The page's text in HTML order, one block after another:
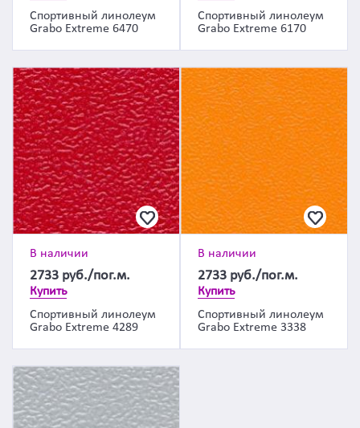
Спортивный линолеум
Grabo Extreme 6470
Спортивный линолеум
Grabo Extreme 6170
В наличии
2733 руб./пог.м.
Купить
Спортивный линолеум
Grabo Extreme 4289
В наличии
2733 руб./пог.м.
Купить
Спортивный линолеум
Grabo Extreme 3338